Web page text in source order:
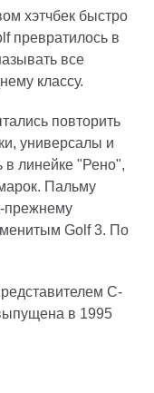
хэтчбек быстро
превратилось в
все
классу.
повторить
универсалы и
в линейке "Рено",
Пальму
прежнему
Golf 3. По
С-
в 1995